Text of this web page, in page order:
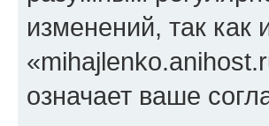
изменений, так как
означает ваше